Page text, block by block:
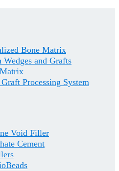
Bone Matrix
and Grafts
Processing System
Void Filler
Cement